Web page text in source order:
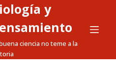
y
ciencia no teme a la